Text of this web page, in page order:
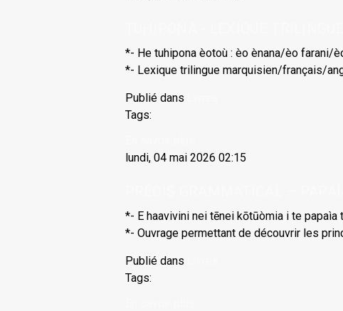
*- He tuhipona èotoù : èo ènana/èo farani/
*- Lexique trilingue marquisien/français/
Publié dans
Tags:
lundi, 04 mai 2026 02:15
*- E haavivini nei tēnei kōtūòmia i te papaìa
*- Ouvrage permettant de découvrir les
Publié dans
Tags: